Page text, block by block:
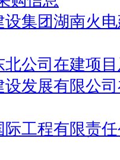
设集团湖南火
北公司在建项
设发展有限公
际工程有限责